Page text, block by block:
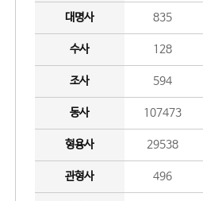
대명사 835
수사 128
조사 594
동사 107473
형용사 29538
관형사 496